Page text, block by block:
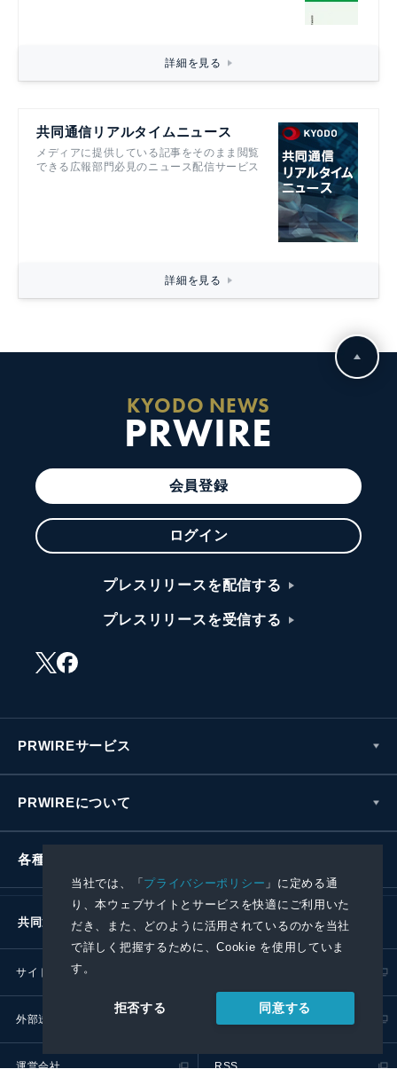
当社では、「プライバシーポリシー 」に定める通
り、本ウェブサイトとサービスを快適にご利用いた
だき、また、どのように活用されているのかを当社
で詳しく把握するために、Cookie を使用していま
す。
拒否する 同意する
詳細を見る
共同通信リアルタイムニュース
メディアに提供している記事をそのまま閲覧
できる広報部門必見のニュース配信サービス
詳細を見る
KYODO NEWS
PRWIRE
会員登録
ログイン
プレスリリースを配信する
プレスリリースを受信する
PRWIREサービス
PRWIREについて
各種お問い合わせ
共同通信社グループ
サイトポリシー
外部送信ポリシー プレスリリース取扱基準
運営会社 RSS